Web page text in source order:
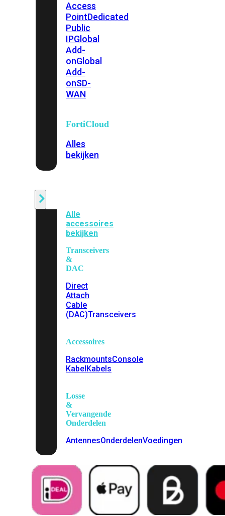
Access
PointDedicated
Public
IPGlobal
Add-
onGlobal
Add-
onSD-
WAN
FortiCloud
Alles
bekijken
Alle
accessoires
bekijken
Transceivers
&
DAC
Direct
Attach
Cable
(DAC)Transceivers
Accessoires
RackmountsConsole
KabelKabels
Losse
&
Vervangende
Onderdelen
AntennesOnderdelenVoedingen